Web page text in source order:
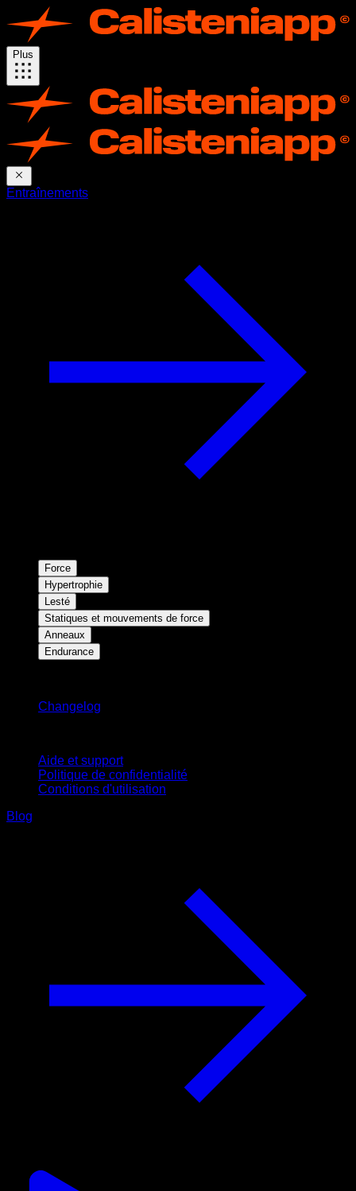
Plus
Entraînements
Force
Hypertrophie
Lesté
Statiques et mouvements de force
Anneaux
Endurance
Changelog
Aide et support
Politique de confidentialité
Conditions d'utilisation
Blog